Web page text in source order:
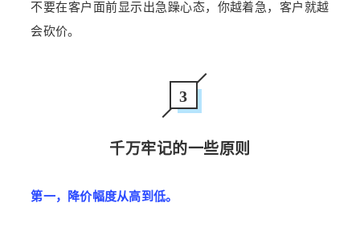
不要在客户面前显示出急躁心态，你越着急，客户就越
会砍价。
3
千万牢记的一些原则
第一，降价幅度从高到低。